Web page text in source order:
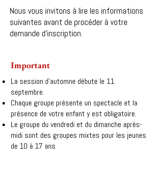
Nous vous invitons à lire les informations
suivantes avant de procéder à votre
demande d'inscription.
Important
La session d'automne débute le 11
septembre.
Chaque groupe présente un spectacle et la
présence de votre enfant y est obligatoire.
Le groupe du vendredi et du dimanche après-
midi sont des groupes mixtes pour les jeunes
de 10 à 17 ans